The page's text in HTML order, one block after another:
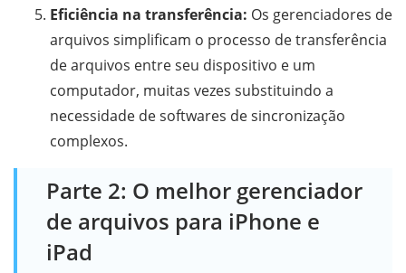
Eficiência na transferência: Os gerenciadores de
arquivos simplificam o processo de transferência
de arquivos entre seu dispositivo e um
computador, muitas vezes substituindo a
necessidade de softwares de sincronização
complexos.
Parte 2: O melhor gerenciador
de arquivos para iPhone e
iPad